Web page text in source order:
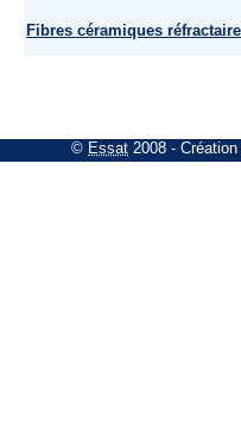
Fibres céramiques
© Essat 2008 - Création